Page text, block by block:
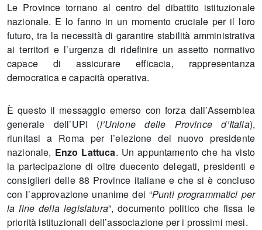
Le Province tornano al centro del dibattito istituzionale
nazionale. E lo fanno in un momento cruciale per il loro
futuro, tra la necessità di garantire stabilità amministrativa
ai territori e l’urgenza di ridefinire un assetto normativo
capace di assicurare efficacia, rappresentanza
democratica e capacità operativa.
È questo il messaggio emerso con forza dall’Assemblea
generale dell’UPI (l’Unione delle Province d’Italia),
riunitasi a Roma per l’elezione del nuovo presidente
nazionale, Enzo Lattuca. Un appuntamento che ha visto
la partecipazione di oltre duecento delegati, presidenti e
consiglieri delle 88 Province italiane e che si è concluso
con l’approvazione unanime dei “Punti programmatici per
la fine della legislatura”, documento politico che fissa le
priorità istituzionali dell’associazione per i prossimi mesi.